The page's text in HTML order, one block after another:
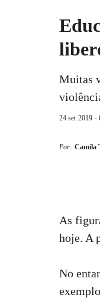
Muitas
24 set 2019 -
Por: Camila
As
hoje. A
No